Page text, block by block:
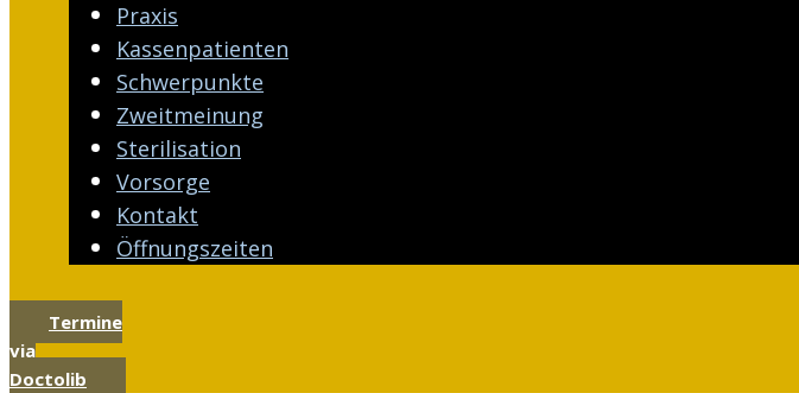
Praxis
Kassenpatienten
Schwerpunkte
Zweitmeinung
Sterilisation
Vorsorge
Kontakt
Öffnungszeiten
Termine
via
Doctolib